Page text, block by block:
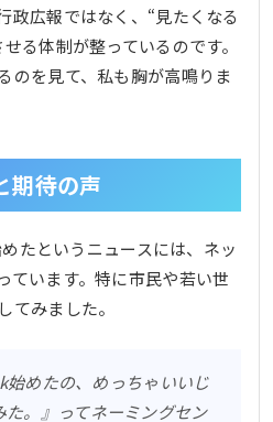
政広報ではなく、“見たくなる
る体制が整っているのです。
のを見て、私も胸が高鳴りま
期待の声
たというニュースには、ネッ
ています。特に市民や若い世
てみました。
始めたの、めっちゃいいじ
た。』ってネーミングセン